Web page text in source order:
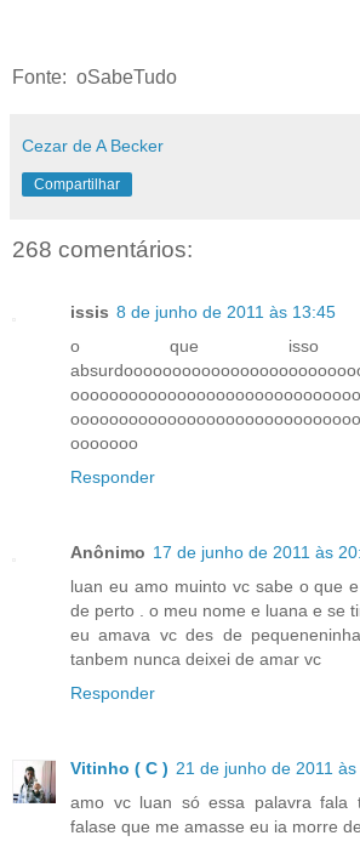
Fonte: oSabeTudo
Cezar de A Becker
Compartilhar
268 comentários:
issis 8 de junho de 2011 às 13:45
o que
ooooooo
Responder
Anônimo 17 de junho de 2011 às
luan eu amo muinto vc sabe o que
de perto . o meu nome e luana e se
eu amava vc des de
tanbem nunca deixei de amar vc
Responder
Vitinho ( C ) 21 de junho de 2011 às
amo vc luan só essa palavra fala
falase que me amasse eu ia morre